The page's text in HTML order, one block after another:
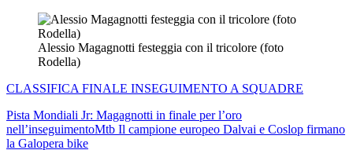
Alessio Magagnotti festeggia con il tricolore (foto
Rodella)
CLASSIFICA FINALE INSEGUIMENTO A SQUADRE
Pista Mondiali Jr: Magagnotti in finale per l’oro
nell’inseguimentoMtb Il campione europeo Dalvai e Coslop firmano
la Galopera bike